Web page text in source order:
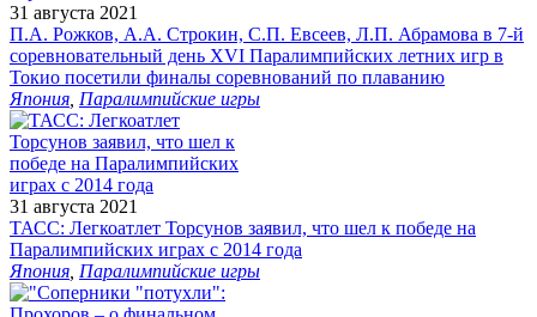
31 августа 2021
П.А. Рожков, А.А. Строкин, С.П. Евсеев, Л.П. Абрамова в 7-й
соревновательный день XVI Паралимпийских летних игр в
Токио посетили финалы соревнований по плаванию
Япония Паралимпийские игры
31 августа 2021
ТАСС: Легкоатлет Торсунов заявил, что шел к победе на
Паралимпийских играх с 2014 года
Япония Паралимпийские игры